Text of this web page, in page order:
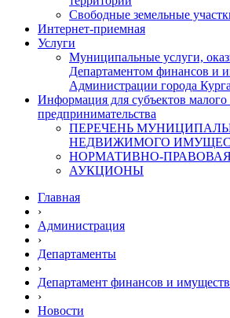
Свободные земельные
Интернет-приемная
Услуги
Муниципальные услуги,
Департаментом финансов и
Администрации города
Информация для субъектов малого
предпринимательства
ПЕРЕЧЕНЬ
НЕДВИЖИМОГО
НОРМАТИВНО-
АУКЦИОНЫ
Главная
›
Администрация
›
Департаменты
›
Департамент финансов и
›
Новости